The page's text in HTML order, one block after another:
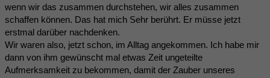
wenn wir das zusammen durchstehen, wir alles zusammen
schaffen können. Das hat mich Sehr berührt. Er müsse jetzt
erstmal darüber nachdenken.
Wir waren also, jetzt schon, im Alltag angekommen. Ich habe mir
dann von ihm gewünscht mal etwas Zeit ungeteilte
Aufmerksamkeit zu bekommen, damit der Zauber unseres